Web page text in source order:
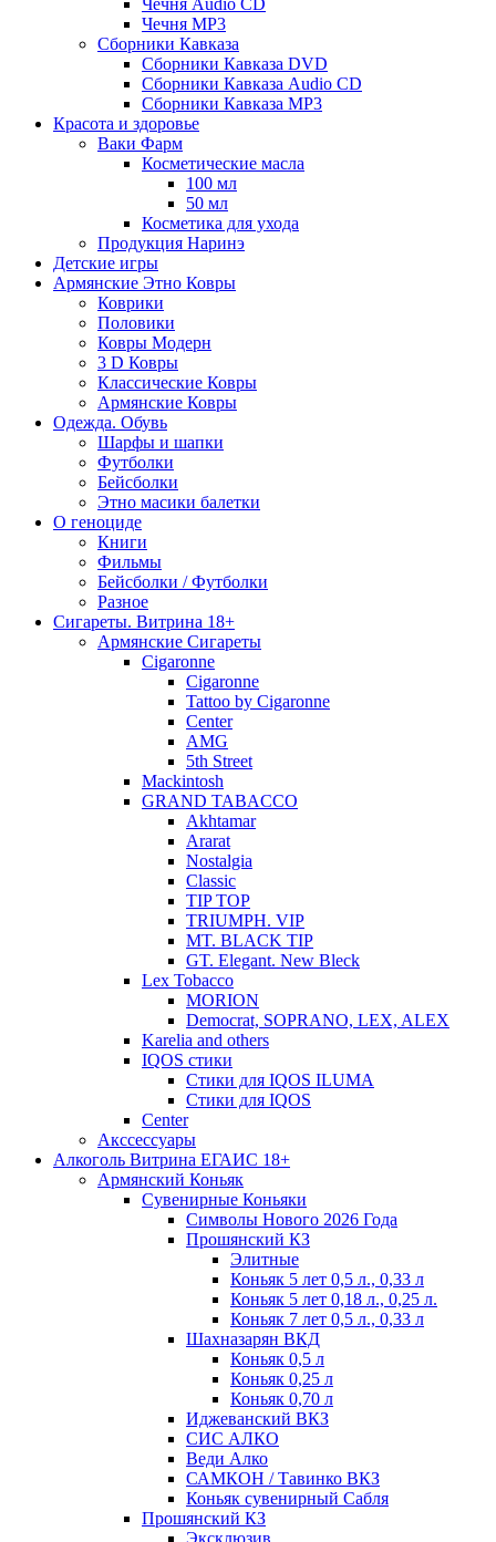
Чечня Audio CD
Чечня MP3
Сборники Кавказа
Сборники Кавказа DVD
Сборники Кавказа Audio CD
Сборники Кавказа MP3
Красота и здоровье
Ваки Фарм
Косметические масла
100 мл
50 мл
Косметика для ухода
Продукция Наринэ
Детские игры
Армянские Этно Ковры
Коврики
Половики
Ковры Модерн
3 D Ковры
Классические Ковры
Армянские Ковры
Одежда. Обувь
Шарфы и шапки
Футболки
Бейсболки
Этно масики балетки
О геноциде
Книги
Фильмы
Бейсболки / Футболки
Разное
Сигареты. Витрина 18+
Армянские Сигареты
Cigaronne
Cigaronne
Tattoo by Cigaronne
Center
AMG
5th Street
Mackintosh
GRAND TABACCO
Akhtamar
Ararat
Nostalgia
Classic
TIP TOP
TRIUMPH. VIP
MT. BLACK TIP
GT. Elegant. New Bleck
Lex Tobacco
MORION
Democrat, SOPRANO, LEX, ALEX
Karelia and others
IQOS стики
Стики для IQOS ILUMA
Стики для IQOS
Сenter
Акссессуары
Алкоголь Витрина ЕГАИС 18+
Армянский Коньяк
Сувенирные Коньяки
Символы Нового 2026 Года
Прошянский КЗ
Элитные
Коньяк 5 лет 0,5 л., 0,33 л
Коньяк 5 лет 0,18 л., 0,25 л.
Коньяк 7 лет 0,5 л., 0,33 л
Шахназарян ВКД
Коньяк 0,5 л
Коньяк 0,25 л
Коньяк 0,70 л
Иджеванский ВКЗ
СИС АЛКО
Веди Алко
САМКОН / Тавинко ВКЗ
Коньяк сувенирный Сабля
Прошянский КЗ
Эксклюзив